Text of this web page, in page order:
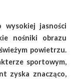
jasności
nośniki obrazu
powietrzu.
sportowym,
zyska znacząco,